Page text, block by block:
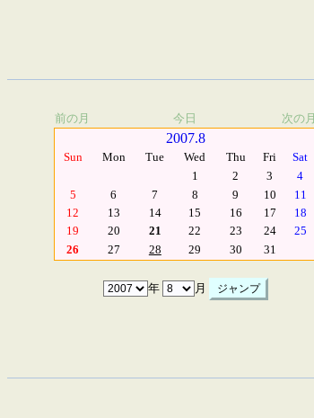
前の月 今日 次の月
2007.8
Sun Mon Tue Wed Thu Fri
Sat
1
2 3
4
5
6 7 8 9 10
11
12
13 14 15 16 17
18
19
20 21 22 23 24
25
26
27 28 29 30 31
年 月